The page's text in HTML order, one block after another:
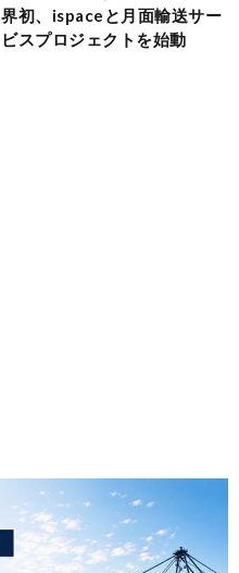
界初、ispaceと月面輸送サー
ビスプロジェクトを始動